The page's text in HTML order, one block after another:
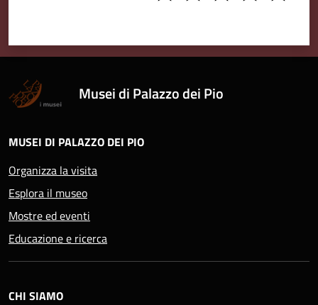
stars
stars
stars
stars
stars
Musei di Palazzo dei Pio
MUSEI DI PALAZZO DEI PIO
Organizza la visita
Esplora il museo
Mostre ed eventi
Educazione e ricerca
CHI SIAMO